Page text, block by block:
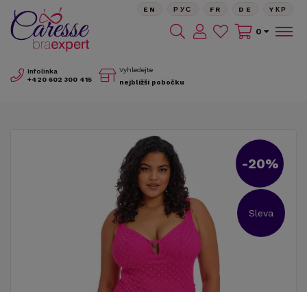
Infolinka
+420 602 300 415
Vyhledejte
nejbližší pobočku
EN РУС FR DE YКР
0
-20%
Sleva